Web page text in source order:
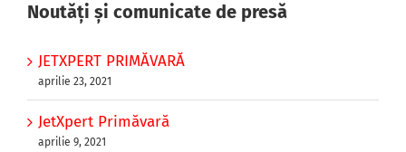
Noutăți și comunicate de presă
JETXPERT PRIMĂVARĂ
aprilie 23, 2021
JetXpert Primăvară
aprilie 9, 2021